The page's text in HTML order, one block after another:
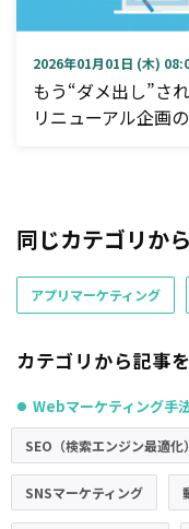
2026年01月01日 (木)
もう“ダメ出し”さ
リニューアル企画
同じカテゴリか
アプリマーケティング
カテゴリから記事
● Webマーケティング手
SEO（検索エンジン最適化）
SNSマーケティング